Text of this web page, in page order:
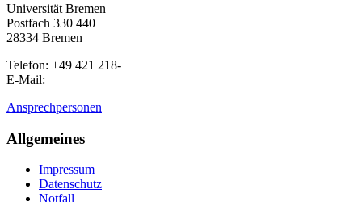
Universität Bremen
Postfach 330 440
28334 Bremen
Telefon: +49 421 218-
E-Mail:
Ansprechpersonen
Allgemeines
Impressum
Datenschutz
Notfall